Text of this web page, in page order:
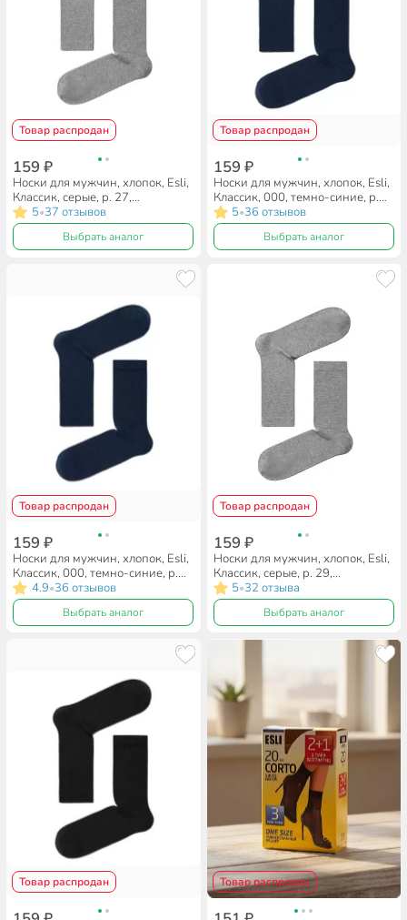
Товар распродан
159 ₽
Носки для мужчин, хлопок, Esli,
Классик, серые, р. 27,
19С-145СПЕ
5•37 отзывов
Выбрать аналог
Товар распродан
159 ₽
Носки для мужчин, хлопок, Esli,
Классик, 000, темно-синие, р.
29, 19С-145СПЕ
5•36 отзывов
Выбрать аналог
Товар распродан
159 ₽
Носки для мужчин, хлопок, Esli,
Классик, 000, темно-синие, р.
27, 19С-145СПЕ
4.9•36 отзывов
Выбрать аналог
Товар распродан
159 ₽
Носки для мужчин, хлопок, Esli,
Классик, серые, р. 29,
19С-145СПЕ
5•32 отзыва
Выбрать аналог
Товар распродан Товар распродан